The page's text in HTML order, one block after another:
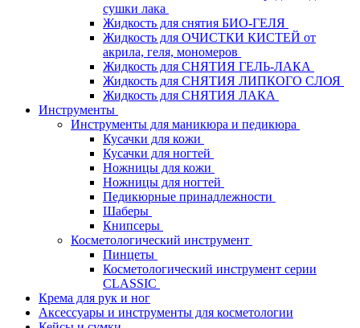
сушки лака
Жидкость для снятия БИО-ГЕЛЯ
Жидкость для ОЧИСТКИ КИСТЕЙ от
акрила, геля, мономеров
Жидкость для СНЯТИЯ ГЕЛЬ-ЛАКА
Жидкость для СНЯТИЯ ЛИПКОГО СЛОЯ
Жидкость для СНЯТИЯ ЛАКА
Инструменты
Инструменты для маникюра и педикюра
Кусачки для кожи
Кусачки для ногтей
Ножницы для кожи
Ножницы для ногтей
Педикюрные принадлежности
Шаберы
Книпсеры
Косметологический инструмент
Пинцеты
Косметологический инструмент серии
CLASSIC
Крема для рук и ног
Аксессуары и инструменты для косметологии